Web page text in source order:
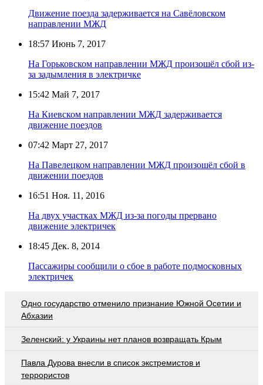
Движение поезда задерживается на Савёловском
направлении МЖД
18:57 Июнь 7, 2017
На Горьковском направлении МЖД произошёл сбой из-
за задымления в электричке
15:42 Май 7, 2017
На Киевском направлении МЖД задерживается
движение поездов
07:42 Март 27, 2017
На Павелецком направлении МЖД произошёл сбой в
движении поездов
16:51 Ноя. 11, 2016
На двух участках МЖД из-за погоды прервано
движение электричек
18:45 Дек. 8, 2014
Пассажиры сообщили о сбое в работе подмосковных
электричек
Одно государство отменило признание Южной Осетии и
Абхазии
Зеленский: у Украины нет планов возвращать Крым
Павла Дурова внесли в список экстремистов и
террористов